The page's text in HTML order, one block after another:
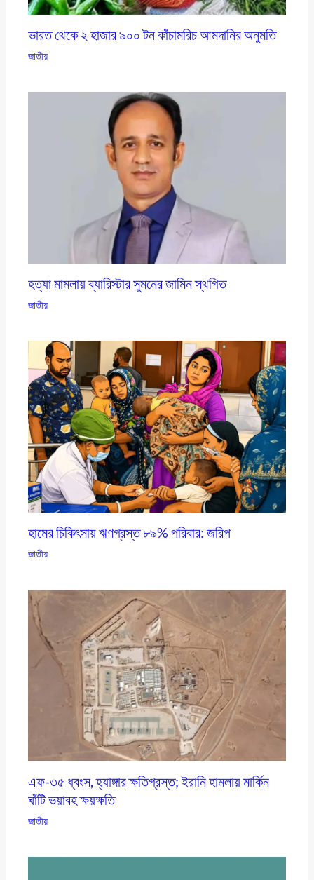
ভারত থেকে ২ হাজার ৯০০ টন কাঁচামরিচ আমদানির অনুমতি
জাতীয়
হত্যা মামলায় ব্যারিস্টার সুমনের জামিন স্থগিত
জাতীয়
হামের চিকিৎসায় ঋণগ্রস্ত ৮৯% পরিবার: জরিপ
জাতীয়
এফ-৩৫ ধ্বংস, হ্যাঙ্গার ক্ষতিগ্রস্ত; ইরানি হামলায় মার্কিন
ঘাঁটি ভয়াবহ ক্ষয়ক্ষতি
জাতীয়